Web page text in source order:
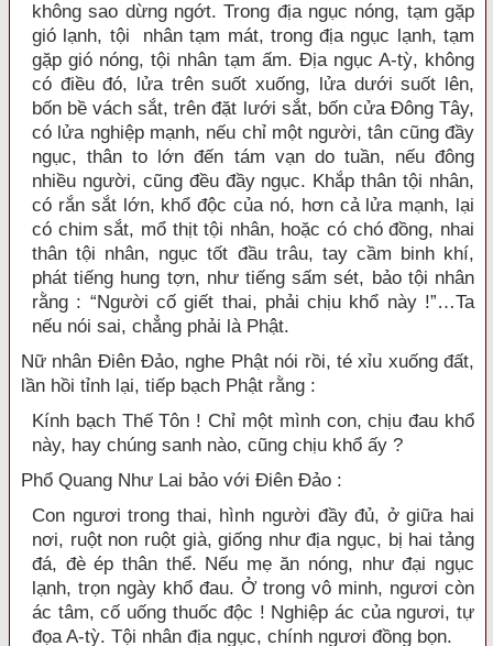
không sao dừng ngớt. Trong địa ngục nóng, tạm gặp
gió lạnh, tội nhân tạm mát, trong địa ngục lạnh, tạm
gặp gió nóng, tội nhân tạm ấm. Địa ngục A-tỳ, không
có điều đó, lửa trên suốt xuống, lửa dưới suốt lên,
bốn bề vách sắt, trên đặt lưới sắt, bốn cửa Đông Tây,
có lửa nghiệp mạnh, nếu chỉ một người, tân cũng đầy
ngục, thân to lớn đến tám vạn do tuần, nếu đông
nhiều người, cũng đều đầy ngục. Khắp thân tội nhân,
có rắn sắt lớn, khổ độc của nó, hơn cả lửa mạnh, lại
có chim sắt, mổ thịt tội nhân, hoặc có chó đồng, nhai
thân tội nhân, ngục tốt đầu trâu, tay cầm binh khí,
phát tiếng hung tợn, như tiếng sấm sét, bảo tội nhân
rằng : “Người cố giết thai, phải chịu khổ này !”…Ta
nếu nói sai, chẳng phải là Phật.
Nữ nhân Điên Đảo, nghe Phật nói rồi, té xỉu xuống đất,
lần hồi tỉnh lại, tiếp bạch Phật rằng :
Kính bạch Thế Tôn ! Chỉ một mình con, chịu đau khổ
này, hay chúng sanh nào, cũng chịu khổ ấy ?
Phổ Quang Như Lai bảo với Điên Đảo :
Con ngươi trong thai, hình người đầy đủ, ở giữa hai
nơi, ruột non ruột già, giống như địa ngục, bị hai tảng
đá, đè ép thân thể. Nếu mẹ ăn nóng, như đại ngục
lạnh, trọn ngày khổ đau. Ở trong vô minh, ngươi còn
ác tâm, cố uống thuốc độc ! Nghiệp ác của ngươi, tự
đọa A-tỳ. Tội nhân địa ngục, chính ngươi đồng bọn.